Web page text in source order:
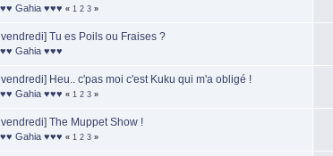
Gahia ♥♥♥ «1 2 3 »
Tu es Poils ou Fraises ?
Gahia ♥♥♥
Heu.. c'pas moi c'est Kuku qui m'a obligé !
Gahia ♥♥♥ «1 2 3 »
The Muppet Show !
Gahia ♥♥♥ «1 2 3 »